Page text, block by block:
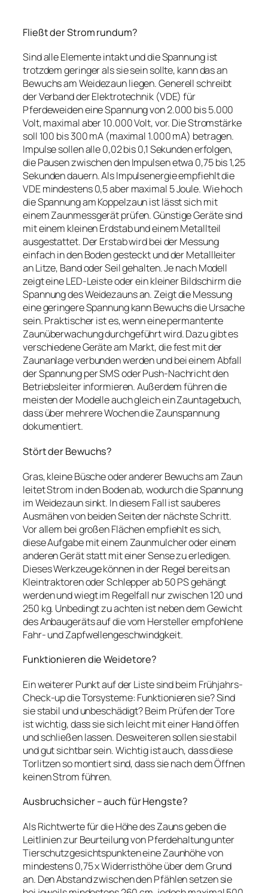
Fließt der Strom rundum?
Sind alle Elemente intakt und die Spannung ist
trotzdem geringer als sie sein sollte, kann das an
Bewuchs am Weidezaun liegen. Generell schreibt
der Verband der Elektrotechnik (VDE) für
Pferdeweiden eine Spannung von 2.000 bis 5.000
Volt, maximal aber 10.000 Volt, vor. Die Stromstärke
soll 100 bis 300 mA (maximal 1.000 mA) betragen.
Impulse sollen alle 0,02 bis 0,1 Sekunden erfolgen,
die Pausen zwischen den Impulsen etwa 0,75 bis 1,25
Sekunden dauern. Als Impulsenergie empfiehlt die
VDE mindestens 0,5 aber maximal 5 Joule. Wie hoch
die Spannung am Koppelzaun ist lässt sich mit
einem Zaunmessgerät prüfen. Günstige Geräte sind
mit einem kleinen Erdstab und einem Metallteil
ausgestattet. Der Erstab wird bei der Messung
einfach in den Boden gesteckt und der Metallleiter
an Litze, Band oder Seil gehalten. Je nach Modell
zeigt eine LED-Leiste oder ein kleiner Bildschirm die
Spannung des Weidezauns an. Zeigt die Messung
eine geringere Spannung kann Bewuchs die Ursache
sein. Praktischer ist es, wenn eine permantente
Zaunüberwachung durchgeführt wird. Dazu gibt es
verschiedene Geräte am Markt, die fest mit der
Zaunanlage verbunden werden und bei einem Abfall
der Spannung per SMS oder Push-Nachricht den
Betriebsleiter informieren. Außerdem führen die
meisten der Modelle auch gleich ein Zauntagebuch,
dass über mehrere Wochen die Zaunspannung
dokumentiert.
Stört der Bewuchs?
Gras, kleine Büsche oder anderer Bewuchs am Zaun
leitet Strom in den Boden ab, wodurch die Spannung
im Weidezaun sinkt. In diesem Fall ist sauberes
Ausmähen von beiden Seiten der nächste Schritt.
Vor allem bei großen Flächen empfiehlt es sich,
diese Aufgabe mit einem Zaunmulcher oder einem
anderen Gerät statt mit einer Sense zu erledigen.
Dieses Werkzeuge können in der Regel bereits an
Kleintraktoren oder Schlepper ab 50 PS gehängt
werden und wiegt im Regelfall nur zwischen 120 und
250 kg. Unbedingt zu achten ist neben dem Gewicht
des Anbaugeräts auf die vom Hersteller empfohlene
Fahr- und Zapfwellengeschwindgkeit.
Funktionieren die Weidetore?
Ein weiterer Punkt auf der Liste sind beim Frühjahrs-
Check-up die Torsysteme: Funktionieren sie? Sind
sie stabil und unbeschädigt? Beim Prüfen der Tore
ist wichtig, dass sie sich leicht mit einer Hand öffen
und schließen lassen. Desweiteren sollen sie stabil
und gut sichtbar sein. Wichtig ist auch, dass diese
Torlitzen so montiert sind, dass sie nach dem Öffnen
keinen Strom führen.
Ausbruchsicher – auch für Hengste?
Als Richtwerte für die Höhe des Zauns geben die
Leitlinien zur Beurteilung von Pferdehaltung unter
Tierschutzgesichtspunkten eine Zaunhöhe von
mindestens 0,75 x Widerristhöhe über dem Grund
an. Den Abstand zwischen den Pfählen setzen sie